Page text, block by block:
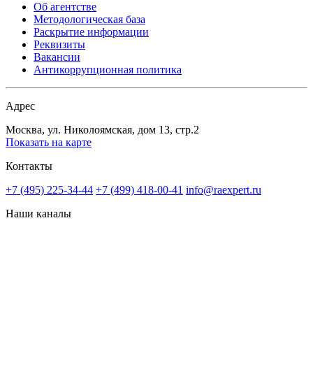
Об агентстве
Методологическая база
Раскрытие информации
Реквизиты
Вакансии
Антикоррупционная политика
Адрес
Москва, ул. Николоямская, дом 13, стр.2
Показать на карте
Контакты
+7 (495) 225-34-44 +7 (499) 418-00-41 info@raexpert.ru
Наши каналы